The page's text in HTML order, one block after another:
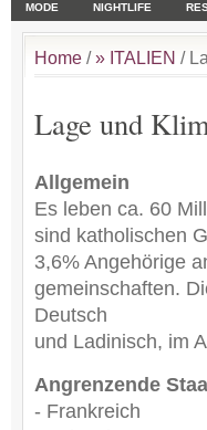
MODE NIGHTLIFE
Home /» ITALIEN /
Lage und
Allgemein
Es leben ca. 60
sind katholischen
3,6% Angehörige
gemeinschaften.
Deutsch
und Ladinisch, im
Angrenzende
- Frankreich